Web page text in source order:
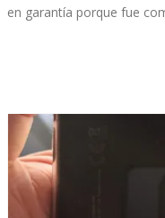
en garantía porque fue